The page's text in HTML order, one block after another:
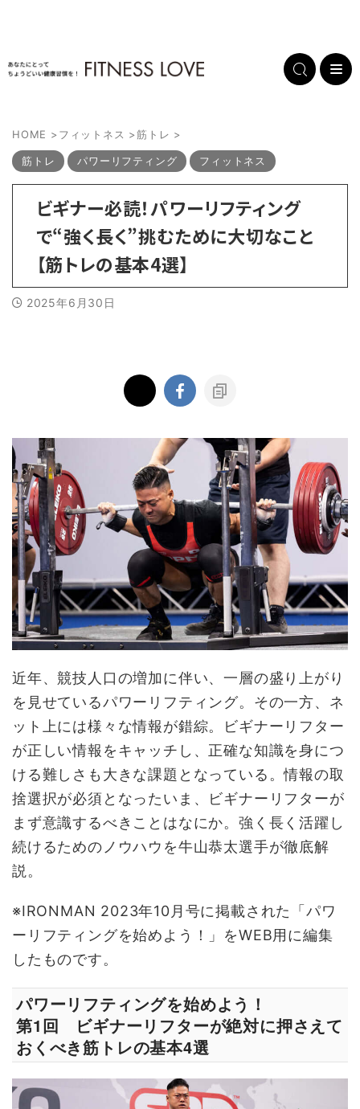
HOME >フィットネス >筋トレ >
筋トレ パワーリフティング フィットネス
ビギナー必読！パワーリフティング
で“強く長く”挑むために大切なこと
【筋トレの基本4選】
2025年6月30日
近年、競技人口の増加に伴い、一層の盛り上がり
を見せているパワーリフティング。その一方、ネ
ット上には様々な情報が錯綜。ビギナーリフター
が正しい情報をキャッチし、正確な知識を身につ
ける難しさも大きな課題となっている。情報の取
捨選択が必須となったいま、ビギナーリフターが
まず意識するべきことはなにか。強く長く活躍し
続けるためのノウハウを牛山恭太選手が徹底解
説。
※IRONMAN 2023年10月号に掲載された「パワ
ーリフティングを始めよう！」をWEB用に編集
したものです。
パワーリフティングを始めよう！
第1回 ビギナーリフターが絶対に押さえて
おくべき筋トレの基本4選